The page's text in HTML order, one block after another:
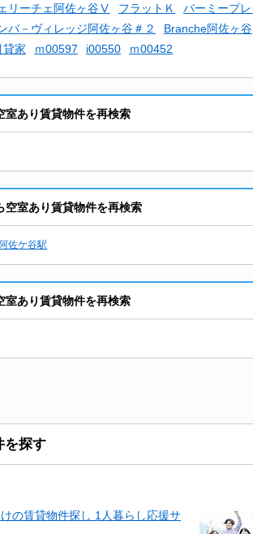
リーチェ阿佐ヶ谷Ⅴ フラットＫ バーミープ
バ－ヴィレッジ阿佐ヶ谷＃２ Branche阿佐ヶ谷
貸家 ｍ00597 i00550 ｍ00452
室あり賃貸物件を再検索
空室あり賃貸物件を再検索
佐ケ谷駅
室あり賃貸物件を再検索
を探す
の賃貸物件探し 1人暮らし応援サ